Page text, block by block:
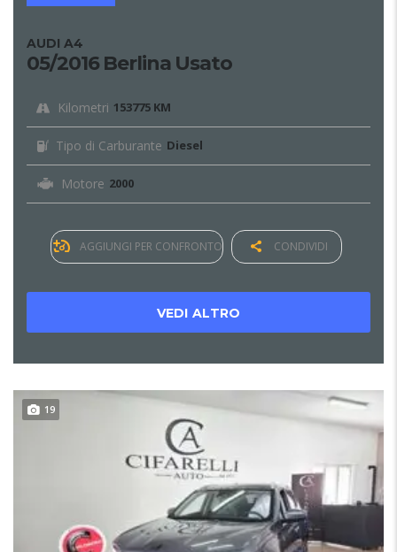
AUDI A4
05/2016 Berlina Usato
Kilometri 153775 KM
Tipo di Carburante Diesel
Motore 2000
AGGIUNGI PER CONFRONTO CONDIVIDI
VEDI ALTRO
19